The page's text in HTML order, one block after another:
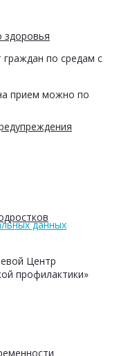
здоровья
по средам с
прием можно по
данных
Центр
профилактики»